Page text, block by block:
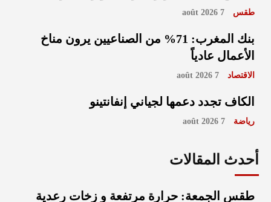
طقس 7 août 2026
بنك المغرب: 71% من الصناعيين يرون مناخ
الأعمال عادياً
الاقتصاد 7 août 2026
الكاف تجدد دعمها لجياني إنفانتينو
رياضة 7 août 2026
أحدث المقالات
طقس الجمعة: حرارة مرتفعة و زخات رعدية